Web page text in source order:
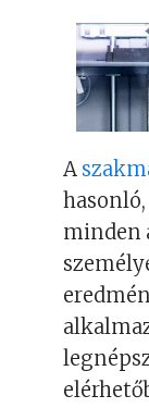
A
minden